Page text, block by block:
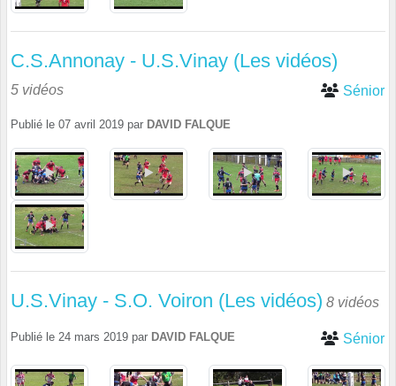
C.S.Annonay - U.S.Vinay (Les vidéos)
5 vidéos Sénior
Publié le 07 avril 2019 par DAVID FALQUE
U.S.Vinay - S.O. Voiron (Les vidéos) 8 vidéos
Sénior
Publié le 24 mars 2019 par DAVID FALQUE